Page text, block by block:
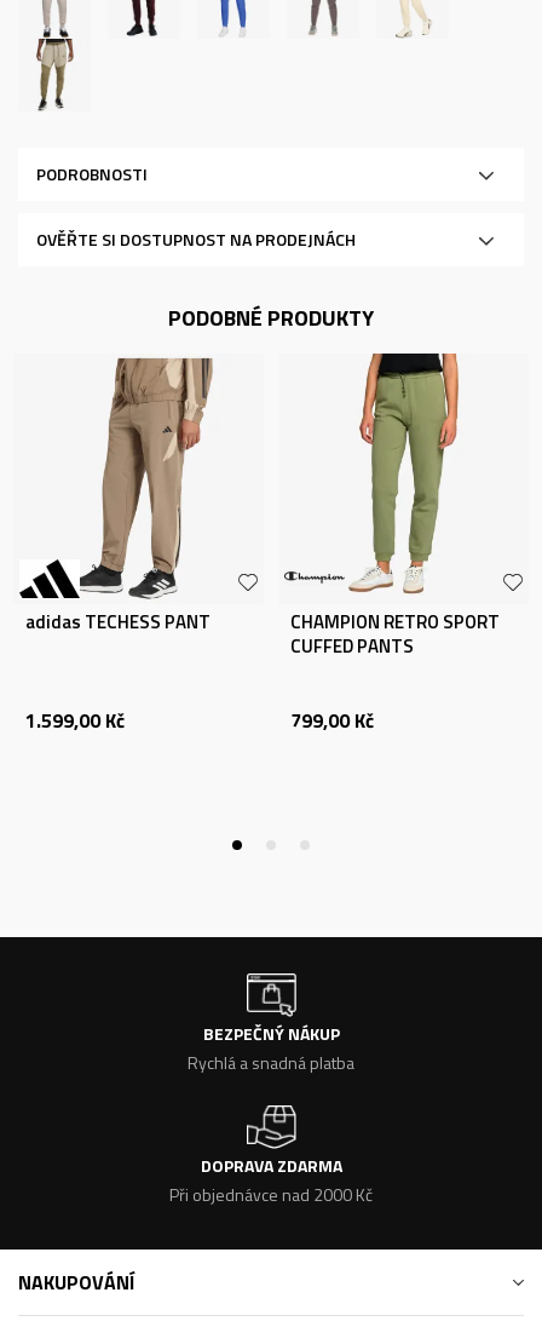
PODROBNOSTI
OVĚŘTE SI DOSTUPNOST NA PRODEJNÁCH
PODOBNÉ PRODUKTY
adidas TECHESS PANT
1.599,00 Kč
CHAMPION RETRO SPORT
CUFFED PANTS
799,00 Kč
BEZPEČNÝ NÁKUP
Rychlá a snadná platba
DOPRAVA ZDARMA
Při objednávce nad 2000 Kč
NAKUPOVÁNÍ